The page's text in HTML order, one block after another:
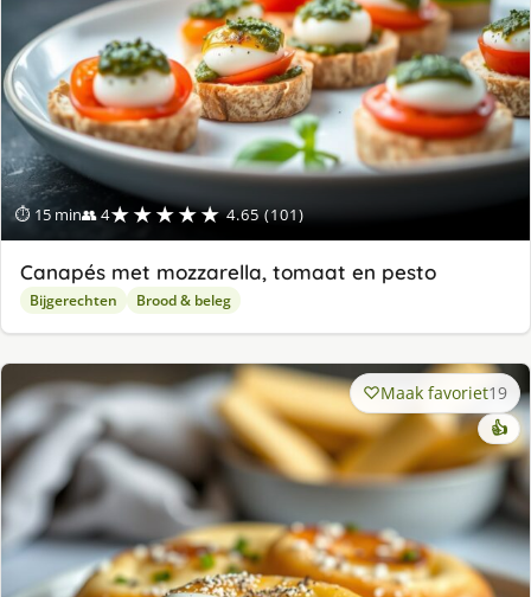
⏱ 15 min👥 4★★★★★ 4.65 (101)
Canapés met mozzarella, tomaat en pesto
Bijgerechten Brood & beleg
Maak favoriet19
👍